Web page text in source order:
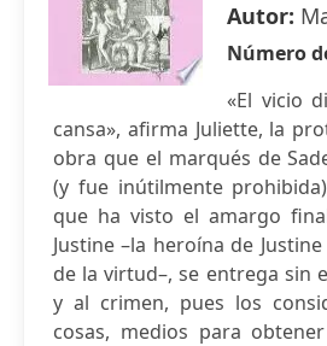
Autor:
Número
«El vicio
cansa», afirma Juliette, la
obra que el marqués de
(y fue inútilmente
que ha visto el amargo
Justine –la heroína de
de la virtud–, se entrega sin
y al crimen, pues los
cosas, medios para